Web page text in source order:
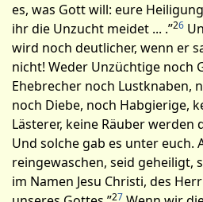
es, was Gott will: eure
ihr die Unzucht meidet ... .”26
wird noch deutlicher, wenn er
nicht! Weder Unzüchtige noch
Ehebrecher noch Lustknaben,
noch Diebe, noch Habgierige,
Lästerer, keine Räuber werden
Und solche gab es unter euch.
reingewaschen, seid geheiligt,
im Namen Jesu Christi, des
27